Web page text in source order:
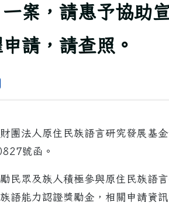
案，請惠予協助
請，請查照。
團法人原住民族語言研究發展基
號函。
民眾及族人積極參與原住民族語
語能力認證獎勵金，相關申請資訊